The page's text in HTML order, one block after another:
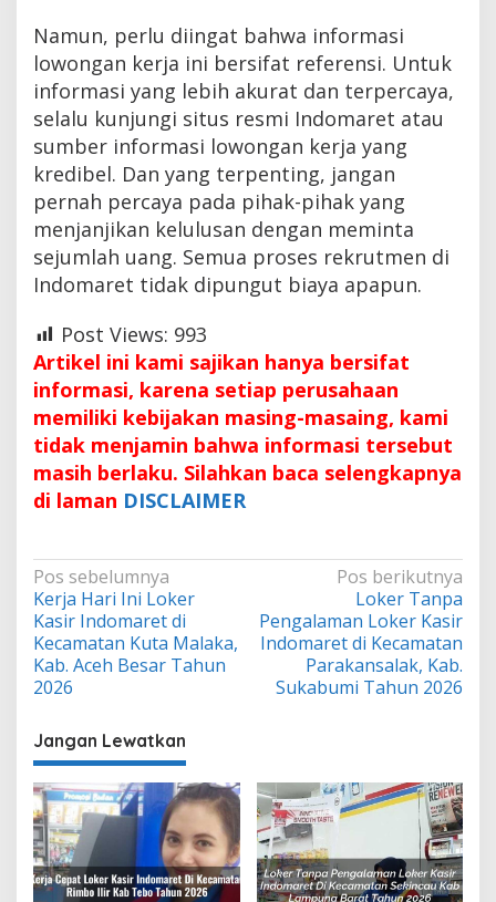
Namun, perlu diingat bahwa informasi
lowongan kerja ini bersifat referensi. Untuk
informasi yang lebih akurat dan terpercaya,
selalu kunjungi situs resmi Indomaret atau
sumber informasi lowongan kerja yang
kredibel. Dan yang terpenting, jangan
pernah percaya pada pihak-pihak yang
menjanjikan kelulusan dengan meminta
sejumlah uang. Semua proses rekrutmen di
Indomaret tidak dipungut biaya apapun.
Post Views: 993
Artikel ini kami sajikan hanya bersifat
informasi, karena setiap perusahaan
memiliki kebijakan masing-masaing, kami
tidak menjamin bahwa informasi tersebut
masih berlaku. Silahkan baca selengkapnya
di laman DISCLAIMER
Navigasi
pos
Pos sebelumnya
Kerja Hari Ini Loker
Kasir Indomaret di
Kecamatan Kuta Malaka,
Kab. Aceh Besar Tahun
2026
Pos berikutnya
Loker Tanpa
Pengalaman Loker Kasir
Indomaret di Kecamatan
Parakansalak, Kab.
Sukabumi Tahun 2026
Jangan Lewatkan